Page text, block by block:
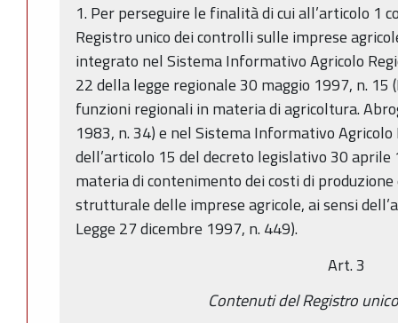
1. Per perseguire le finalità di cui all’articolo 1
Registro unico dei controlli sulle imprese
integrato nel Sistema Informativo Agricolo
22 della legge regionale 30 maggio 1997, n. 15
funzioni regionali in materia di agricoltura.
1983, n. 34) e nel Sistema Informativo Agricolo
dell’articolo 15 del decreto legislativo 30 aprile
materia di contenimento dei costi di
strutturale delle imprese agricole, ai sensi
Legge 27 dicembre 1997, n. 449).
Art. 3
Contenuti del Registro